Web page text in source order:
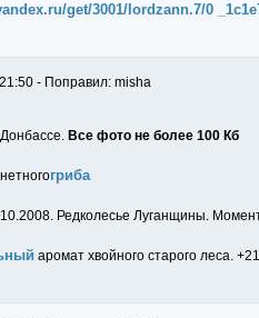
get/3001/lordzann.7/0
- Поправил: misha
Все фото не более 100 Кб
гриба
Редколесье Луганщины.
аромат хвойного старого леса.